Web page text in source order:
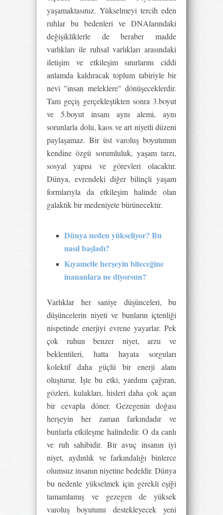
yaşamaktasınız. Yükselmeyi tercih eden
ruhlar bu bedenleri ve DNAlarındaki
değişikliklerle de beraber madde
varlıkları ile ruhsal varlıkları arasındaki
iletişim ve etkileşim sınırlarını ciddi
anlamda kaldıracak toplum tabiriyle bir
nevi "insan meleklere" dönüşeceklerdir.
Tam geçiş gerçekleştikten sonra 3.boyut
ve 5.boyut insanı aynı alemi, aynı
sorunlarla dolu, kaos ve art niyetli düzeni
paylaşamaz. Bir üst varoluş boyutunun
kendine özgü sorumluluk, yaşam tarzı,
sosyal yapısı ve görevleri olacaktır.
Dünya, evrendeki diğer bilinçli yaşam
formlarıyla da etkileşim halinde olan
galaktik bir medeniyete bürünecektir.
Dünya neden yükseliyor? Bu
nasıl başladı?
Kıyametle herşeyin biteceğine
inananlara ne diyorsun?
Varlıklar her saniye düşünceleri, bu
düşüncelerin niyeti ve bunların içtenliği
nispetinde enerjiyi evrene yayarlar. Pek
çok ruhun benzer niyet, arzu ve
beklentileri, hatta hayata sorguları
kolektif daha güçlü bir enerji alanı
oluşturur. İşte bu etki, yardımı çağıran,
gözleri, kulakları, hisleri daha çok açan
bir cevapla döner. Gezegenin doğası
herşeyin her zaman farkındadır ve
bunlarla etkileşme halindedir. O da canlı
ve ruh sahibidir. Bir avuç insanın iyi
niyet, aydınlık ve farkındalığı binlerce
olumsuz insanın niyetine bedeldir. Dünya
bu nedenle yükselmek için gerekli eşiği
tamamlamış ve gezegen de yüksek
varoluş boyutunu destekleyecek yeni